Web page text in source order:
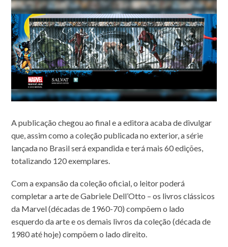
A publicação chegou ao final e a editora acaba de divulgar
que, assim como a coleção publicada no exterior, a série
lançada no Brasil será expandida e terá mais 60 edições,
totalizando 120 exemplares.
Com a expansão da coleção oficial, o leitor poderá
completar a arte de Gabriele Dell’Otto – os livros clássicos
da Marvel (décadas de 1960-70) compõem o lado
esquerdo da arte e os demais livros da coleção (década de
1980 até hoje) compõem o lado direito.